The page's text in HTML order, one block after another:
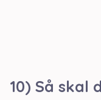
10) Så skal